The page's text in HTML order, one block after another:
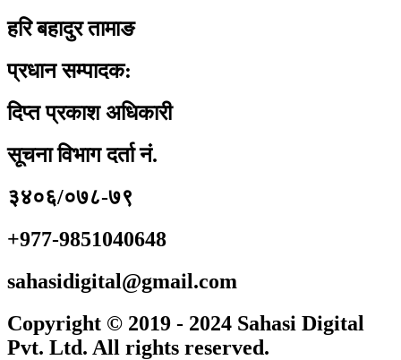
हरि बहादुर तामाङ
प्रधान सम्पादक:
दिप्त प्रकाश अधिकारी
सूचना विभाग दर्ता नं.
३४०६/०७८-७९
+977-9851040648
sahasidigital@gmail.com
Copyright © 2019 - 2024 Sahasi Digital
Pvt. Ltd. All rights reserved.